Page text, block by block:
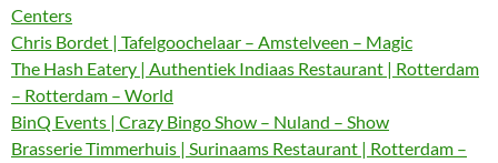
Centers
Chris Bordet | Tafelgoochelaar – Amstelveen – Magic
The Hash Eatery | Authentiek Indiaas Restaurant | Rotterdam
– Rotterdam – World
BinQ Events | Crazy Bingo Show – Nuland – Show
Brasserie Timmerhuis | Surinaams Restaurant | Rotterdam –